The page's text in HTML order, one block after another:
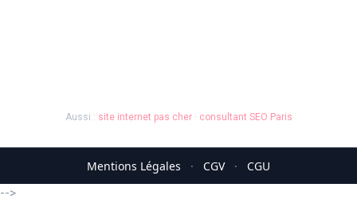
Aussi : site internet pas cher· consultant SEO Paris
Mentions Légales · CGV ·
CGU
-->